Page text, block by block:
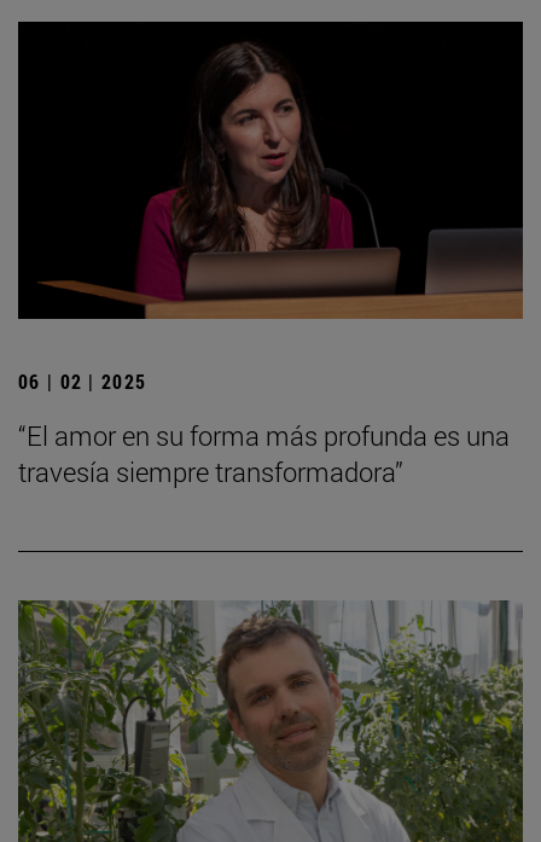
06 | 02 | 2025
“El amor en su forma más profunda es una
travesía siempre transformadora”